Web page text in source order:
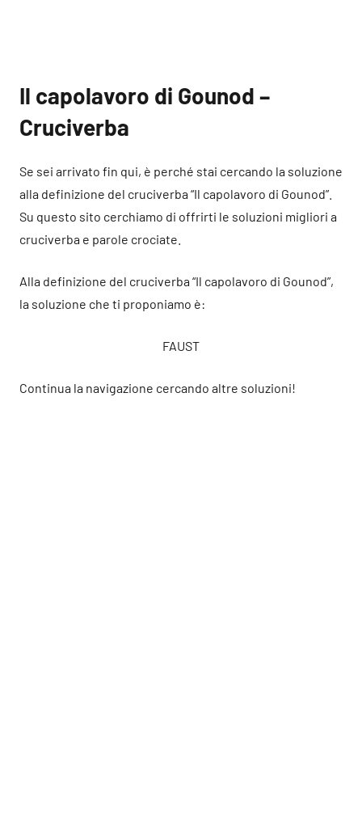
Il capolavoro di Gounod –
Cruciverba
Se sei arrivato fin qui, è perché stai cercando la soluzione
alla definizione del cruciverba “Il capolavoro di Gounod”.
Su questo sito cerchiamo di offrirti le soluzioni migliori a
cruciverba e parole crociate.
Alla definizione del cruciverba “Il capolavoro di Gounod”,
la soluzione che ti proponiamo è:
FAUST
Continua la navigazione cercando altre soluzioni!